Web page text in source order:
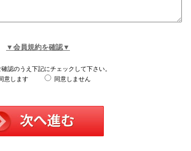
▼会員規約を確認▼
認のうえ下記にチェックして下さい。
意します
同意しません